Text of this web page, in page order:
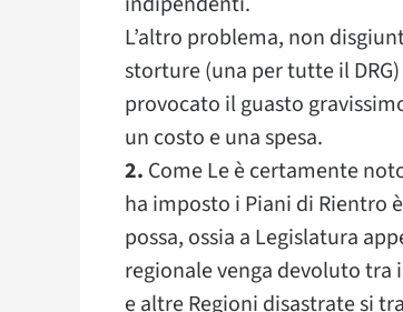
L’altro problema, non
storture (una per tutte il
provocato il guasto
un costo e una spesa.
2. Come Le è certamente
ha imposto i Piani di Rientro
possa, ossia a Legislatura
regionale venga devoluto tra
e altre Regioni disastrate si